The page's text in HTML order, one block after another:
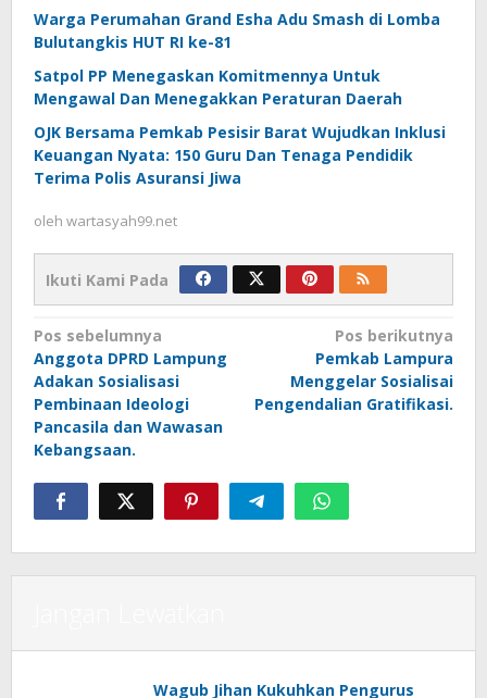
Warga Perumahan Grand Esha Adu Smash di Lomba
Bulutangkis HUT RI ke-81
Satpol PP Menegaskan Komitmennya Untuk
Mengawal Dan Menegakkan Peraturan Daerah
OJK Bersama Pemkab Pesisir Barat Wujudkan Inklusi
Keuangan Nyata: 150 Guru Dan Tenaga Pendidik
Terima Polis Asuransi Jiwa
oleh wartasyah99.net
Ikuti Kami Pada
Navigasi
pos
Pos sebelumnya
Anggota DPRD Lampung
Adakan Sosialisasi
Pembinaan Ideologi
Pancasila dan Wawasan
Kebangsaan.
Pos berikutnya
Pemkab Lampura
Menggelar Sosialisai
Pengendalian Gratifikasi.
Wagub Jihan Kukuhkan Pengurus